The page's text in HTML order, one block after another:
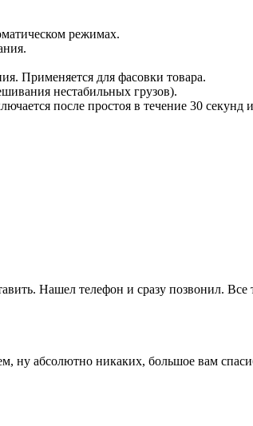
режимах.
Применяется для фасовки товара.
нестабильных грузов).
после простоя в течение 30 секунд
Нашел телефон и сразу позвонил. Все
ну абсолютно никаких, большое вам